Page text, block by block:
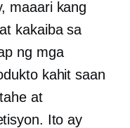
maaari kang
kakaiba sa
ng mga
kahit saan
at
Ito ay